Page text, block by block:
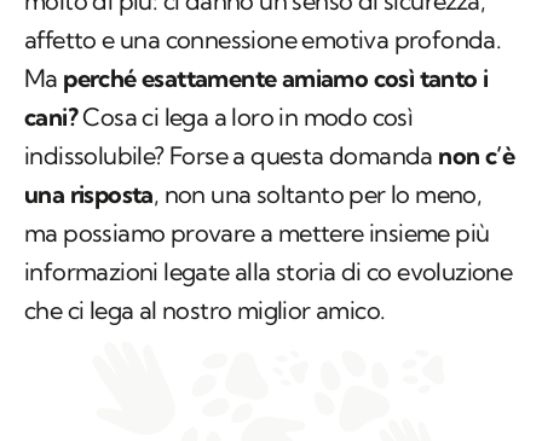
cani?Cosa ci lega a loro in modo così
indissolubile? Forse a questa domanda non c’è
una risposta, non una soltanto per lo meno,
ma possiamo provare a mettere insieme più
informazioni legate alla storia di co evoluzione
che ci lega al nostro miglior amico.